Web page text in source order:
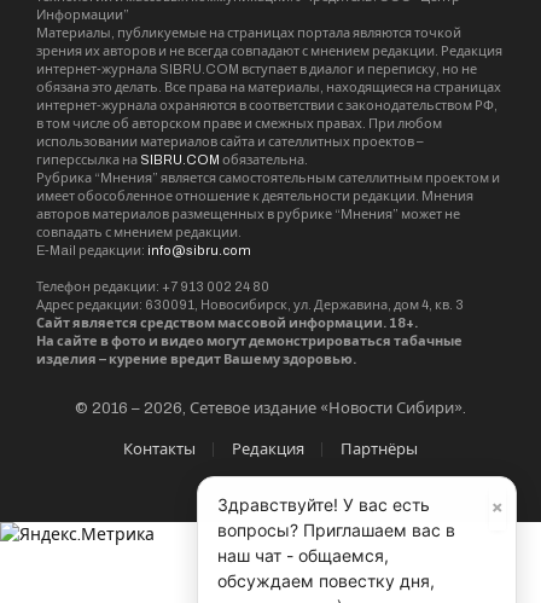
С начала года тюменские таможенники
возбудили 2 уголовных и 35
административных дел по фактам
незаконного перемещения денежных средств.
Всего сотрудники ведомства изъяли 7,2 млн
рублей, 71 000 долларов США и 7 790 Евро.
контрабанда
Sibru.Com
Website
Материалы, публикуемые за авторством "Редакция
SibRu.com" являются результатом коллективной работы
редакции (за исключением случаев, если указана ссылка
на источник или материал помечен как рекламный).
×
Здравствуйте! У вас есть
вопросы? Приглашаем вас в
наш чат - общаемся,
обсуждаем повестку дня,